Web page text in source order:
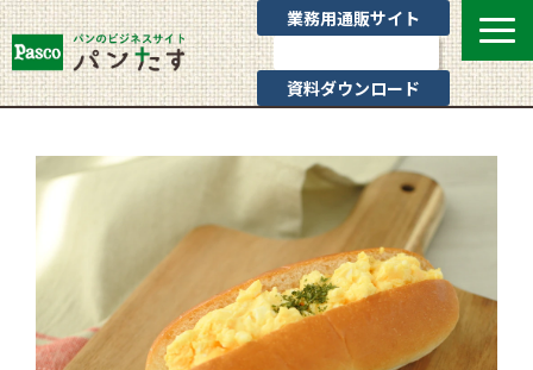
業務用通販サイト
資料ダウンロード
業態別提案
カテゴリ一覧
お役立ちブログ
Pascoのサポート
通販サイトのご案内